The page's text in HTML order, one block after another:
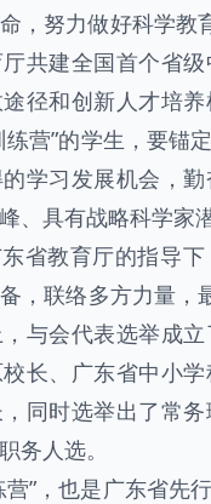
，努力做好科学教
共建全国首个省
径和创新人才培
营”的学生，要锚
学习发展机会，
、具有战略科学家
省教育厅的指导
，联络多方力量
与会代表选举成
长、广东省中小
同时选举出了常
务人选。
营”，也是广东省先